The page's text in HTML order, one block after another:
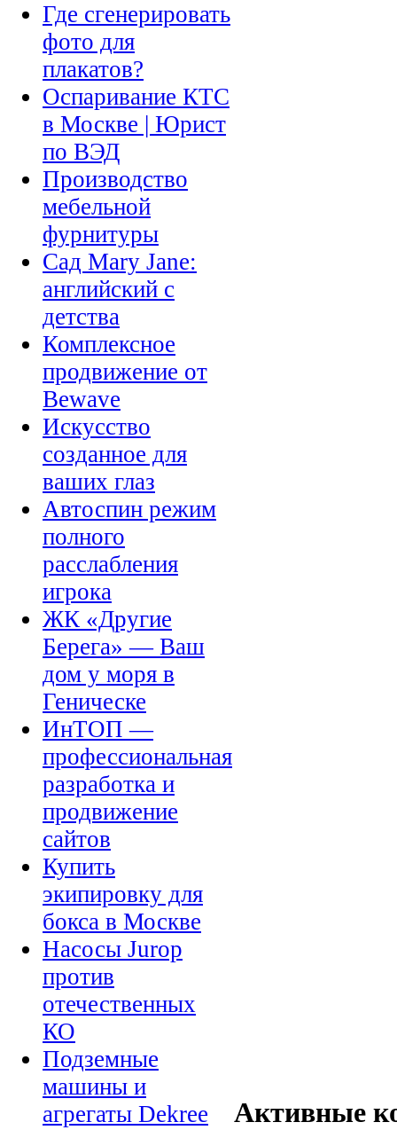
Где сгенерировать
фото для
плакатов?
Оспаривание КТС
в Москве | Юрист
по ВЭД
Производство
мебельной
фурнитуры
Сад Mary Jane:
английский с
детства
Комплексное
продвижение от
Bewave
Искусство
созданное для
ваших глаз
Автоспин режим
полного
расслабления
игрока
ЖК «Другие
Берега» — Ваш
дом у моря в
Геническе
ИнТОП —
профессиональная
разработка и
продвижение
сайтов
Купить
экипировку для
бокса в Москве
Насосы Jurop
против
отечественных
КО
Подземные
машины и
агрегаты Dekree
Активные